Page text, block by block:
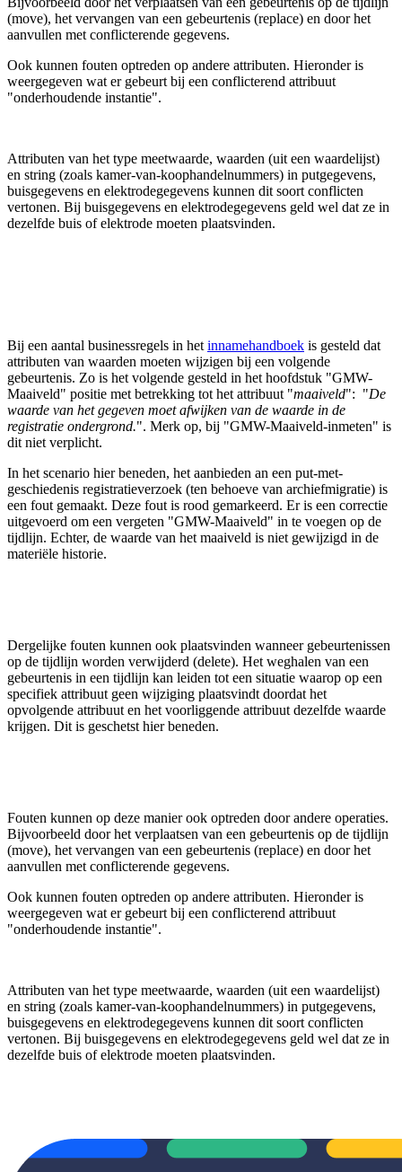
(move), het vervangen van een gebeurtenis (replace) en door het
aanvullen met conflicterende gegevens.
Ook kunnen fouten optreden op andere attributen. Hieronder is
weergegeven wat er gebeurt bij een conflicterend attribuut
"onderhoudende instantie".
Attributen van het type meetwaarde, waarden (uit een waardelijst)
en string (zoals kamer-van-koophandelnummers) in putgegevens,
buisgegevens en elektrodegegevens kunnen dit soort conflicten
vertonen. Bij buisgegevens en elektrodegegevens geld wel dat ze in
dezelfde buis of elektrode moeten plaatsvinden.
Bij een aantal businessregels in het innamehandboek is gesteld dat
attributen van waarden moeten wijzigen bij een volgende
gebeurtenis. Zo is het volgende gesteld in het hoofdstuk "GMW-
Maaiveld" positie met betrekking tot het attribuut "maaiveld": "De
waarde van het gegeven moet afwijken van de waarde in de
registratie ondergrond.". Merk op, bij "GMW-Maaiveld-inmeten" is
dit niet verplicht.
In het scenario hier beneden, het aanbieden an een put-met-
geschiedenis registratieverzoek (ten behoeve van archiefmigratie) is
een fout gemaakt. Deze fout is rood gemarkeerd. Er is een correctie
uitgevoerd om een vergeten "GMW-Maaiveld" in te voegen op de
tijdlijn. Echter, de waarde van het maaiveld is niet gewijzigd in de
materiële historie.
Dergelijke fouten kunnen ook plaatsvinden wanneer gebeurtenissen
op de tijdlijn worden verwijderd (delete). Het weghalen van een
gebeurtenis in een tijdlijn kan leiden tot een situatie waarop op een
specifiek attribuut geen wijziging plaatsvindt doordat het
opvolgende attribuut en het voorliggende attribuut dezelfde waarde
krijgen. Dit is geschetst hier beneden.
Fouten kunnen op deze manier ook optreden door andere operaties.
Bijvoorbeeld door het verplaatsen van een gebeurtenis op de tijdlijn
(move), het vervangen van een gebeurtenis (replace) en door het
aanvullen met conflicterende gegevens.
Ook kunnen fouten optreden op andere attributen. Hieronder is
weergegeven wat er gebeurt bij een conflicterend attribuut
"onderhoudende instantie".
Attributen van het type meetwaarde, waarden (uit een waardelijst)
en string (zoals kamer-van-koophandelnummers) in putgegevens,
buisgegevens en elektrodegegevens kunnen dit soort conflicten
vertonen. Bij buisgegevens en elektrodegegevens geld wel dat ze in
dezelfde buis of elektrode moeten plaatsvinden.